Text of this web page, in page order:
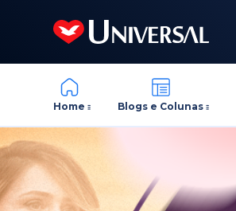
Home Blogs e Colunas